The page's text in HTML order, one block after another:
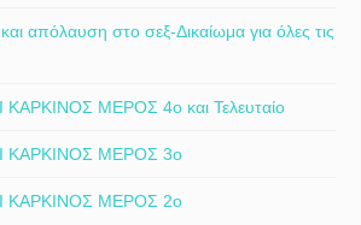
απόλαυση στο σεξ-Δικαίωμα για όλες τις
ΜΕΡΟΣ 4ο και Τελευταίο
ΚΑΡΚΙΝΟΣ ΜΕΡΟΣ 3ο
ΚΑΡΚΙΝΟΣ ΜΕΡΟΣ 2ο